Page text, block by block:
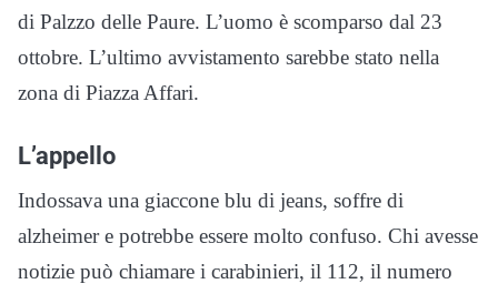
di Palzzo delle Paure. L’uomo è scomparso dal 23
ottobre. L’ultimo avvistamento sarebbe stato nella
zona di Piazza Affari.
L’appello
Indossava una giaccone blu di jeans, soffre di
alzheimer e potrebbe essere molto confuso. Chi avesse
notizie può chiamare i carabinieri, il 112, il numero